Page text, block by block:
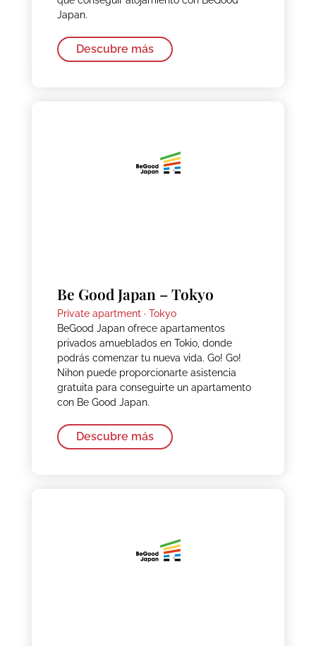
Japan.
Descubre más
Be Good Japan – Tokyo
Private apartment · Tokyo
BeGood Japan ofrece apartamentos
privados amueblados en Tokio, donde
podrás comenzar tu nueva vida. Go! Go!
Nihon puede proporcionarte asistencia
gratuita para conseguirte un apartamento
con Be Good Japan.
Descubre más